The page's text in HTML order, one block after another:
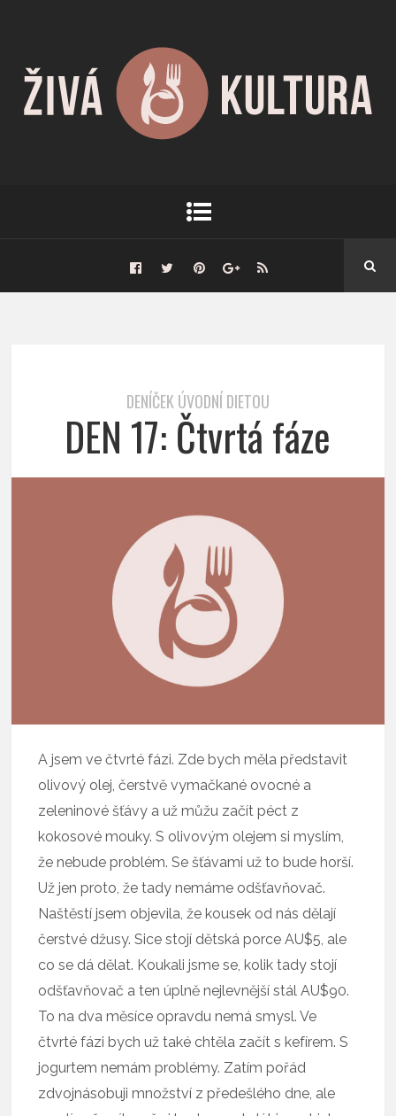
DENÍČEK ÚVODNÍ DIETOU
DEN 17: Čtvrtá fáze
A jsem ve čtvrté fázi. Zde bych měla představit
olivový olej, čerstvě vymačkané ovocné a
zeleninové šťávy a už můžu začít péct z
kokosové mouky. S olivovým olejem si myslím,
že nebude problém. Se šťávami už to bude horší.
Už jen proto, že tady nemáme odšťavňovač.
Naštěstí jsem objevila, že kousek od nás dělají
čerstvé džusy. Sice stojí dětská porce AU$5, ale
co se dá dělat. Koukali jsme se, kolik tady stojí
odšťavňovač a ten úplně nejlevnější stál AU$90.
To na dva měsíce opravdu nemá smysl. Ve
čtvrté fázi bych už také chtěla začít s kefírem. S
jogurtem nemám problémy. Zatím pořád
zdvojnásobuji množství z předešlého dne, ale